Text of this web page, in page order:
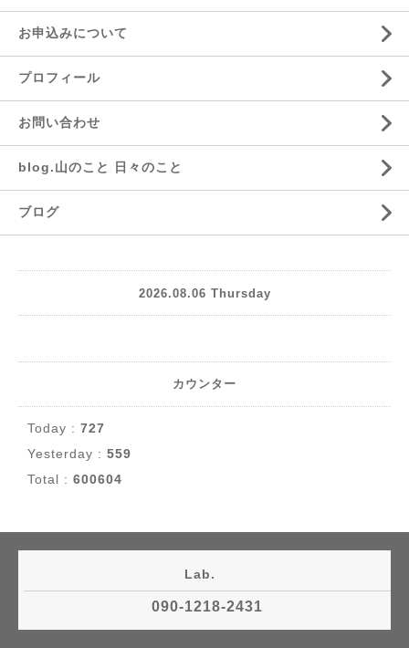
お申込みについて
プロフィール
お問い合わせ
blog.山のこと 日々のこと
ブログ
2026.08.06 Thursday
カウンター
Today : 727
Yesterday : 559
Total : 600604
Lab.
090-1218-2431